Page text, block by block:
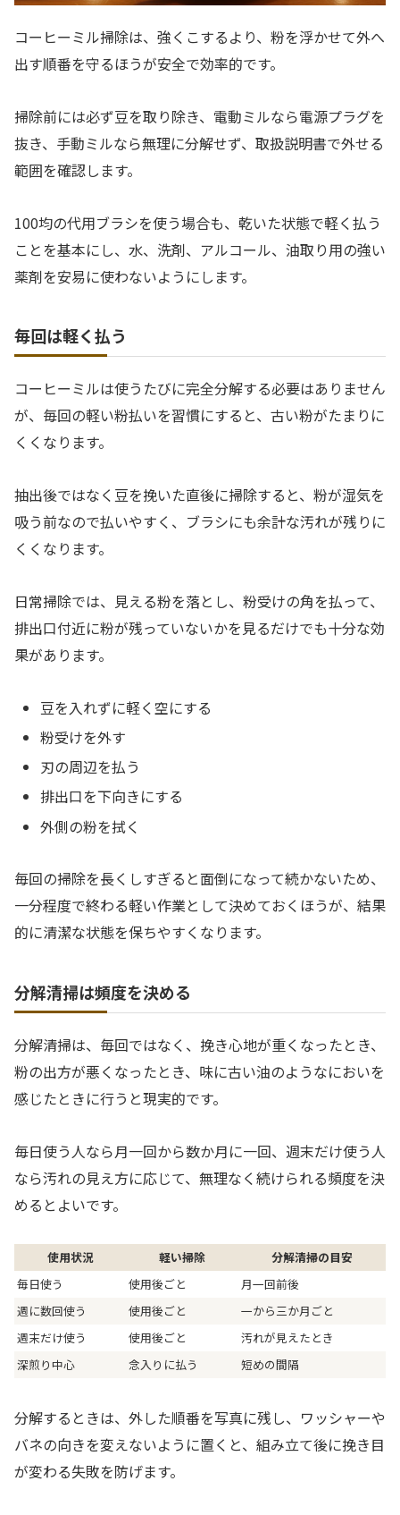
コーヒーミル掃除は、強くこするより、粉を浮かせて外へ
出す順番を守るほうが安全で効率的です。
掃除前には必ず豆を取り除き、電動ミルなら電源プラグを
抜き、手動ミルなら無理に分解せず、取扱説明書で外せる
範囲を確認します。
100均の代用ブラシを使う場合も、乾いた状態で軽く払う
ことを基本にし、水、洗剤、アルコール、油取り用の強い
薬剤を安易に使わないようにします。
毎回は軽く払う
コーヒーミルは使うたびに完全分解する必要はありません
が、毎回の軽い粉払いを習慣にすると、古い粉がたまりに
くくなります。
抽出後ではなく豆を挽いた直後に掃除すると、粉が湿気を
吸う前なので払いやすく、ブラシにも余計な汚れが残りに
くくなります。
日常掃除では、見える粉を落とし、粉受けの角を払って、
排出口付近に粉が残っていないかを見るだけでも十分な効
果があります。
豆を入れずに軽く空にする
粉受けを外す
刃の周辺を払う
排出口を下向きにする
外側の粉を拭く
毎回の掃除を長くしすぎると面倒になって続かないため、
一分程度で終わる軽い作業として決めておくほうが、結果
的に清潔な状態を保ちやすくなります。
分解清掃は頻度を決める
分解清掃は、毎回ではなく、挽き心地が重くなったとき、
粉の出方が悪くなったとき、味に古い油のようなにおいを
感じたときに行うと現実的です。
毎日使う人なら月一回から数か月に一回、週末だけ使う人
なら汚れの見え方に応じて、無理なく続けられる頻度を決
めるとよいです。
使用状況 軽い掃除
分解清掃の目安
毎日使う
使用後ごと
月一回前後
週に数回使う
使用後ごと
一から三か月ごと
週末だけ使う
使用後ごと
汚れが見えたとき
深煎り中心
念入りに払う 短めの間隔
分解するときは、外した順番を写真に残し、ワッシャーや
バネの向きを変えないように置くと、組み立て後に挽き目
が変わる失敗を防げます。